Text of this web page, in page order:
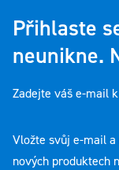
Přihlaste
neunikne.
Zadejte váš e-mail
Vložte svůj e-mail
nových produktech